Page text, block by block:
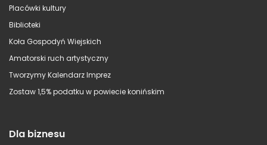
Placówki kultury
Biblioteki
Koła Gospodyń Wiejskich
Amatorski ruch artystyczny
Tworzymy Kalendarz Imprez
Zostaw 1,5% podatku w powiecie konińskim
Dla biznesu